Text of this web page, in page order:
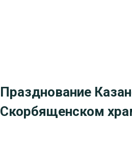
Празднование
Скорбященском